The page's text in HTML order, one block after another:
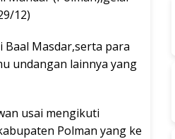
12)
Masdar,serta para
undangan lainnya yang
usai mengikuti
Polman yang ke